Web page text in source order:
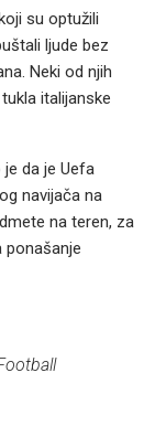
su optužili
ljude bez
Neki od njih
italijanske
da je Uefa
navijača na
na teren, za
ponašanje